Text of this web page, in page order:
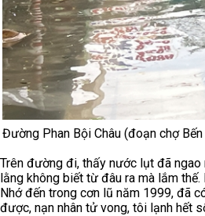
Đường Phan Bội Châu (đoạn chợ
Trên đường đi, thấy nước lụt đã ngao
lằng không biết từ đâu ra mà lắm
Nhớ đến trong cơn lũ năm 1999, đã
được, nạn nhân tử vong, tôi lạnh hết